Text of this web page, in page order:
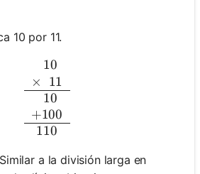
10 por 11.
\begin{array}{c}
10
×
11
10
+100
110
a la división larga en